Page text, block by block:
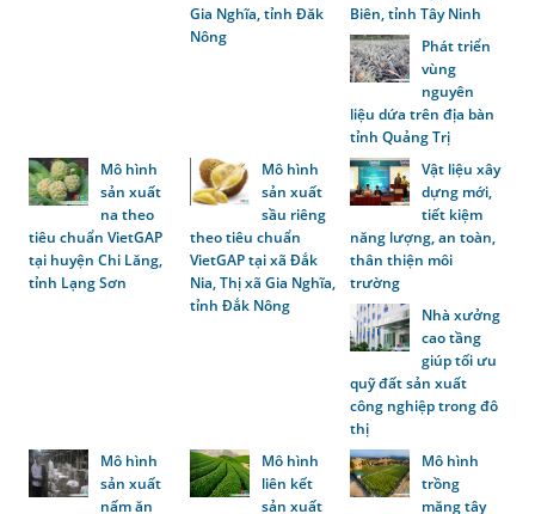
Gia Nghĩa, tỉnh Đăk
Nông
Biên, tỉnh Tây Ninh
Phát triển
vùng
nguyên
liệu dứa trên địa bàn
tỉnh Quảng Trị
Mô hình
sản xuất
na theo
tiêu chuẩn VietGAP
tại huyện Chi Lăng,
tỉnh Lạng Sơn
Mô hình
sản xuất
sầu riêng
theo tiêu chuẩn
VietGAP tại xã Đắk
Nia, Thị xã Gia Nghĩa,
tỉnh Đắk Nông
Vật liệu xây
dựng mới,
tiết kiệm
năng lượng, an toàn,
thân thiện môi
trường
Nhà xưởng
cao tầng
giúp tối ưu
quỹ đất sản xuất
công nghiệp trong đô
thị
Mô hình
sản xuất
nấm ăn
Mô hình
liên kết
sản xuất
Mô hình
trồng
măng tây